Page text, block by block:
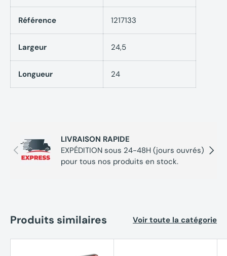
Référence 1217133
Largeur 24,5
Longueur 24
Précédent
LIVRAISON RAPIDE
EXPÉDITION sous 24-48H (jours ouvrés)
pour tous nos produits en stock.
Produits similaires Voir toute la catégorie